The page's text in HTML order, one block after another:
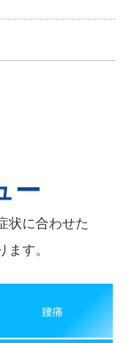
ー
状に合わせた
す。
腰痛